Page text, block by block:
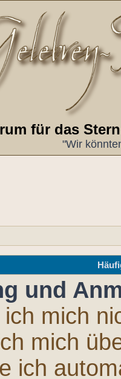
für das
"Wir
und
mich
mich
ich